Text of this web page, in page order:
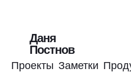
Даня
Постнов
Проекты Заметки